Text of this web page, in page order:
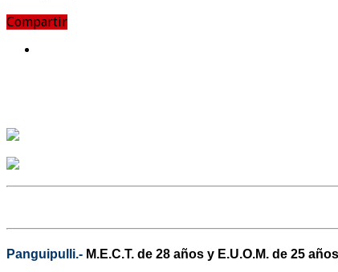
Compartir
Panguipulli.- M.E.C.T. de 28 años y E.U.O.M. de 25